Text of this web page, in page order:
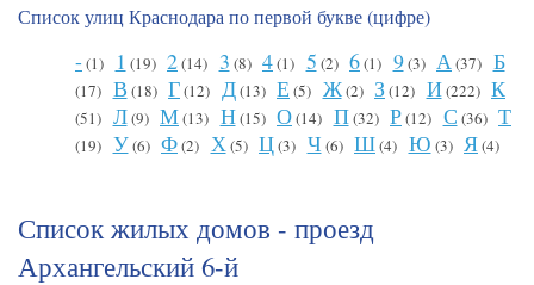
Список улиц Краснодара по первой букве (цифре)
-(1) 1 (19) 2(14) 3 (8) 4(1) 5 (2) 6(1) 9(3) А (37) Б
(17) В (18) Г(12) Д(13) Е (5) Ж(2) З(12) И(222) К
(51) Л(9) М(13) Н(15) О(14) П(32) Р(12) С (36) Т
(19) У(6) Ф(2) Х(5) Ц(3) Ч (6) Ш(4) Ю (3) Я(4)
Список жилых домов - проезд
Архангельский 6-й